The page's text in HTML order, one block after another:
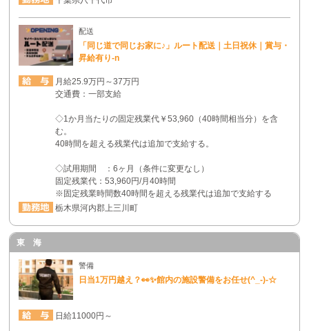
配送
「同じ道で同じお家に♪」ルート配送｜土日祝休｜賞与・
昇給有り-n
月給25.9万円～37万円
交通費：一部支給
◇1か月当たりの固定残業代￥53,960（40時間相当分）を含
む。
40時間を超える残業代は追加で支給する。
◇試用期間 ：6ヶ月（条件に変更なし）
固定残業代：53,960円/月40時間
※固定残業時間数40時間を超える残業代は追加で支給する
栃木県河内郡上三川町
東 海
警備
日当1万円越え？👀✨館内の施設警備をお任せ(^_-)-☆
日給11000円～